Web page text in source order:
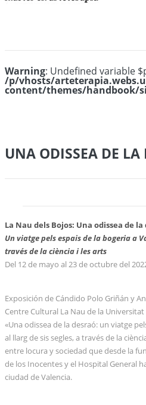
Warning: Undefined variable
/p/vhosts/
content/themes/handbook/
UNA ODISSEA DE LA
La Nau dels Bojos: Una odissea de la
Un viatge pels espais de la bogeria a
través de la ciència i les arts
Del 12 de mayo al 23 de octubre del
Exposición de Cándido Polo Griñán y
Centre Cultural La Nau de la
«Una odissea de la desraó: un viatge
al llarg de sis segles, a través de la
entre locura y sociedad que desde la
de los Inocentes y el Hospital General
ciudad de Valencia.